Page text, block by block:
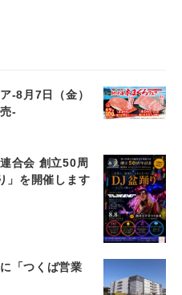
-8月7日（金）
-
合会 創立50周
」を開催します
「つくば営業